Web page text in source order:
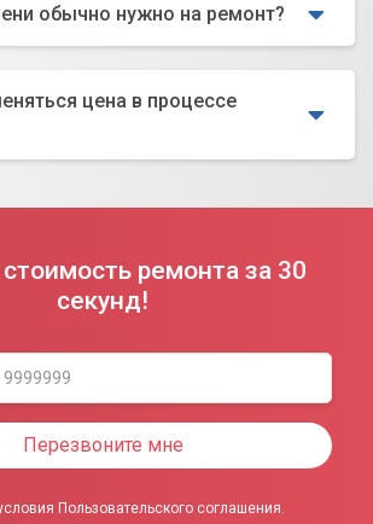
обычно нужно на ремонт?
цена в процессе
ремонта за 30
секунд!
Перезвоните мне
Пользовательского соглашения.